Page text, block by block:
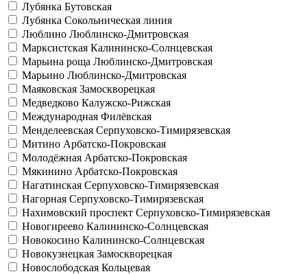
Лубянка Бутовская
Лубянка Сокольническая линия
Люблино Люблинско-Дмитровская
Марксистская Калининско-Солнцевская
Марьина роща Люблинско-Дмитровская
Марьино Люблинско-Дмитровская
Маяковская Замоскворецкая
Медведково Калужско-Рижская
Международная Филёвская
Менделеевская Серпуховско-Тимирязевская
Митино Арбатско-Покровская
Молодёжная Арбатско-Покровская
Мякинино Арбатско-Покровская
Нагатинская Серпуховско-Тимирязевская
Нагорная Серпуховско-Тимирязевская
Нахимовский проспект Серпуховско-Тимирязевская
Новогиреево Калининско-Солнцевская
Новокосино Калининско-Солнцевская
Новокузнецкая Замоскворецкая
Новослободская Кольцевая